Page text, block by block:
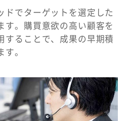
ドでターゲットを選定した
す。購買意欲の高い顧客を
することで、成果の早期積
。